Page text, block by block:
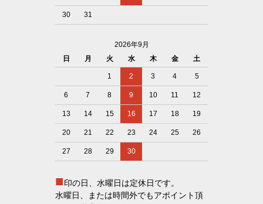
30 31
2026年9月
日
月 火 水 木 金 土
1 2 3 4 5
6 7 8 9 10 11 12
13 14 15 16 17 18 19
20 21 22 23 24 25 26
27 28 29 30
■印の日、水曜日は定休日です。
水曜日、または時間外でもアポイント頂